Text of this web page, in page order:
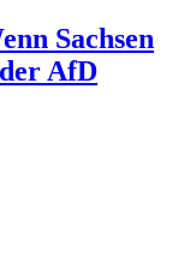
Sachsen
AfD